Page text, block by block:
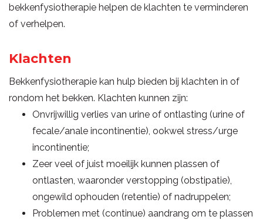
bekkenfysiotherapie helpen de klachten te verminderen
of verhelpen.
Klachten
Bekkenfysiotherapie kan hulp bieden bij klachten in of
rondom het bekken. Klachten kunnen zijn:
Onvrijwillig verlies van urine of ontlasting (urine of
fecale/anale incontinentie), ookwel stress/urge
incontinentie;
Zeer veel of juist moeilijk kunnen plassen of
ontlasten, waaronder verstopping (obstipatie),
ongewild ophouden (retentie) of nadruppelen;
Problemen met (continue) aandrang om te plassen